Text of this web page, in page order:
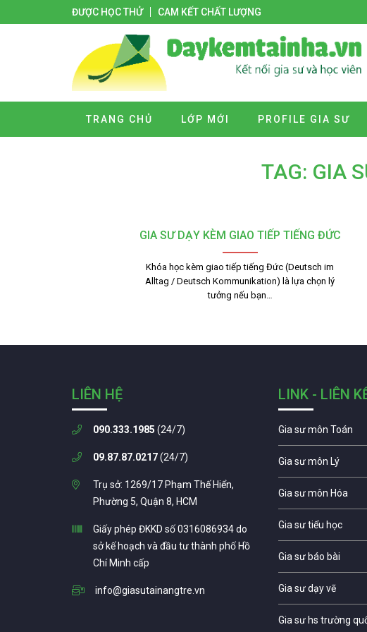
ĐƯỢC HỌC THỬ CAM KẾT CHẤT LƯỢNG
TRANG CHỦ LỚP MỚI PROFILE GIA SƯ
TAG: GIA
GIA SƯ DẠY KÈM GIAO TIẾP TIẾNG ĐỨC
Khóa học kèm giao tiếp tiếng Đức (Deutsch im
Alltag / Deutsch Kommunikation) là lựa chọn lý
tưởng nếu bạn…
LIÊN HỆ
090.333.1985 (24/7)
09.87.87.0217(24/7)
Trụ sở: 1269/17 Phạm Thế Hiển,
Phường 5, Quận 8, HCM
Giấy phép ĐKKD số 0316086934 do
sở kế hoạch và đầu tư thành phố Hồ
Chí Minh cấp
info@giasutainangtre.vn
LINK - LIÊN
Gia sư môn Toán
Gia sư môn Lý
Gia sư môn Hóa
Gia sư tiểu học
Gia sư báo bài
Gia sư dạy vẽ
Gia sư hs trường